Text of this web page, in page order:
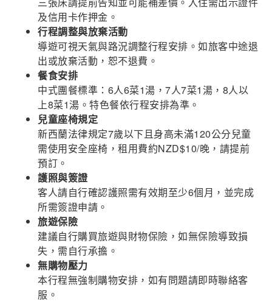
及信用卡作押金。
行程調整與放棄活動
導遊可視天氣與路況調整行程安排。如旅客中途退
出或放棄活動，恕不退費。
餐食安排
中式團餐標準：6人6菜1湯，7人7菜1湯，8人以
上8菜1湯。特色餐依行程安排為準。
兒童座椅規定
新西蘭法律規定7歲以下且身高未滿120公分兒童
需使用安全座椅，租用費約NZD$10/晚，請提前
預訂。
護照與簽證
客人請自行確認護照需有效期至少6個月，並完成
所需簽證申請。
旅遊保險
建議自行購買旅遊與財物保險，如無保險導致損
失，需自行承擔。
無購物壓力
本行程無強制購物安排，如有問題請即時聯絡客
服。